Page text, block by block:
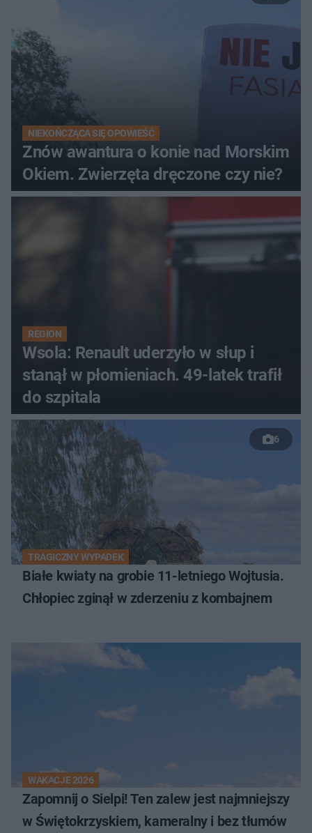
NIEKOŃCZĄCA SIĘ OPOWIEŚĆ
Znów awantura o konie nad Morskim
Okiem. Zwierzęta dręczone czy nie?
REGION
Wsola: Renault uderzyło w słup i
stanął w płomieniach. 49-latek trafił
do szpitala
6
TRAGICZNY WYPADEK
Białe kwiaty na grobie 11-letniego Wojtusia.
Chłopiec zginął w zderzeniu z kombajnem
WAKACJE 2026
Zapomnij o Sielpi! Ten zalew jest najmniejszy
w Świętokrzyskiem, kameralny i bez tłumów